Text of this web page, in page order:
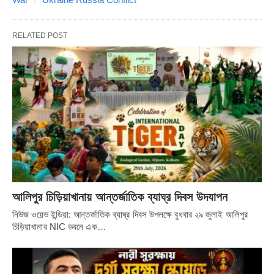
RELATED POST
আলিপুর চিড়িয়াখানায় আন্তর্জাতিক ব্যাঘ্র দিবস উদযাপন
নিউজ ওয়েভ ইন্ডিয়া: আন্তর্জাতিক ব্যাঘ্র দিবস উপলক্ষে বুধবার ২৯ জুলাই আলিপুর
চিড়িয়াখানার NIC ভবনে এক…